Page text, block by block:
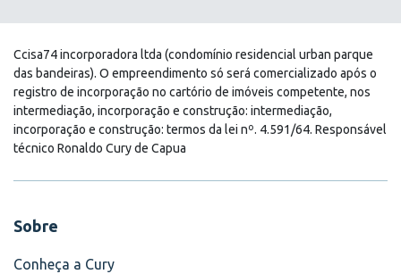
Ccisa74 incorporadora ltda (condomínio residencial urban parque
das bandeiras). O empreendimento só será comercializado após o
registro de incorporação no cartório de imóveis competente, nos
intermediação, incorporação e construção: intermediação,
incorporação e construção: termos da lei nº. 4.591/64. Responsável
técnico Ronaldo Cury de Capua
Sobre
Conheça a Cury